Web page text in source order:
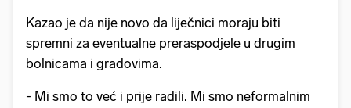
Kazao je da nije novo da liječnici moraju biti
spremni za eventualne preraspodjele u drugim
bolnicama i gradovima.
- Mi smo to već i prije radili. Mi smo neformalnim